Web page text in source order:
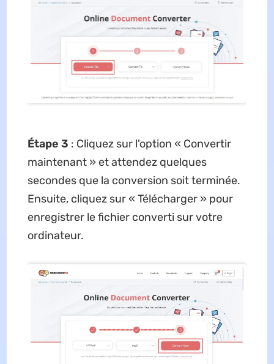
Étape 3 : Cliquez sur l'option « Convertir
maintenant » et attendez quelques
secondes que la conversion soit terminée.
Ensuite, cliquez sur « Télécharger » pour
enregistrer le fichier converti sur votre
ordinateur.